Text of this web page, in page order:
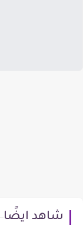
شاهد ايضًا